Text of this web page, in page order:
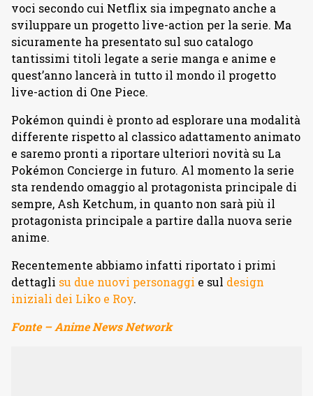
voci secondo cui Netflix sia impegnato anche a
sviluppare un progetto live-action per la serie. Ma
sicuramente ha presentato sul suo catalogo
tantissimi titoli legate a serie manga e anime e
quest’anno lancerà in tutto il mondo il progetto
live-action di One Piece.
Pokémon quindi è pronto ad esplorare una modalità
differente rispetto al classico adattamento animato
e saremo pronti a riportare ulteriori novità su La
Pokémon Concierge in futuro. Al momento la serie
sta rendendo omaggio al protagonista principale di
sempre, Ash Ketchum, in quanto non sarà più il
protagonista principale a partire dalla nuova serie
anime.
Recentemente abbiamo infatti riportato i primi
dettagli su due nuovi personaggi e sul design
iniziali dei Liko e Roy.
Fonte – Anime News Network